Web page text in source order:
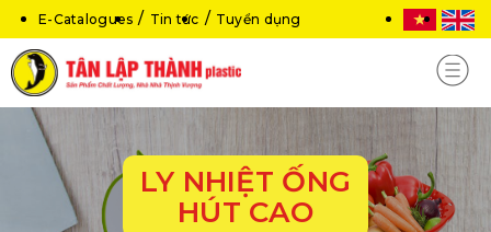
E-Catalogues Tin tức Tuyển dụng
LY NHIỆT ỐNG
HÚT CAO